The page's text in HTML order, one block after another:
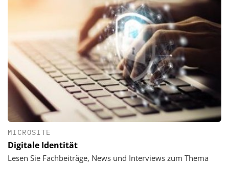
MICROSITE
Digitale Identität
Lesen Sie Fachbeiträge, News und Interviews zum Thema